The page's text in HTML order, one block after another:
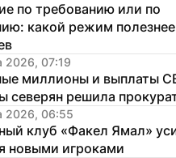
по требованию или по
какой режим
2026, 07:19
миллионы и выплаты
северян решила
2026, 06:55
клуб «Факел Ямал»
новыми игроками